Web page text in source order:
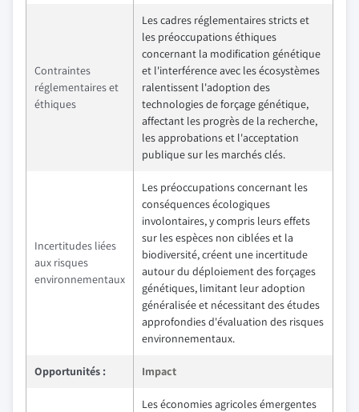
Contraintes
réglementaires et
éthiques
Les cadres réglementaires stricts et
les préoccupations éthiques
concernant la modification génétique
et l'interférence avec les écosystèmes
ralentissent l'adoption des
technologies de forçage génétique,
affectant les progrès de la recherche,
les approbations et l'acceptation
publique sur les marchés clés.
Incertitudes liées
aux risques
environnementaux
Les préoccupations concernant les
conséquences écologiques
involontaires, y compris leurs effets
sur les espèces non ciblées et la
biodiversité, créent une incertitude
autour du déploiement des forçages
génétiques, limitant leur adoption
généralisée et nécessitant des études
approfondies d'évaluation des risques
environnementaux.
Opportunités : Impact
Les économies agricoles émergentes